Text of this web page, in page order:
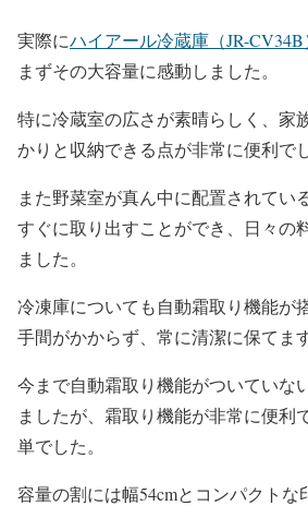
実際にハイアール冷蔵庫（JR-CV34B
まずその大容量に感動しました。
特に冷蔵室の広さが素晴らしく、家
かりと収納できる点が非常に便利でし
また野菜室が真ん中に配置されてい
すぐに取り出すことができ、日々の
ました。
冷凍庫についても自動霜取り機能が
手間がかからず、常に清潔に保てます
今まで自動霜取り機能がついていな
ましたが、霜取り機能が非常に便利
単でした。
容量の割には幅54cmとコンパクト